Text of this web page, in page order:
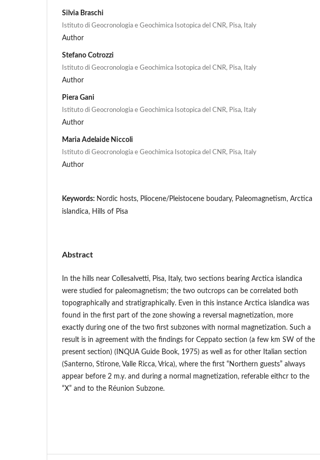
Silvia Braschi
Istituto di Geocronologia e Geochimica Isotopica del CNR, Pisa, Italy
Author
Stefano Cotrozzi
Istituto di Geocronologia e Geochimica Isotopica del CNR, Pisa, Italy
Author
Piera Gani
Istituto di Geocronologia e Geochimica Isotopica del CNR, Pisa, Italy
Author
Maria Adelaide Niccoli
Istituto di Geocronologia e Geochimica Isotopica del CNR, Pisa, Italy
Author
Keywords: Nordic hosts, Pliocene/Pleistocene boudary, Paleomagnetism, Arctica
islandica, Hills of Pisa
Abstract
In the hills near Collesalvetti, Pisa, Italy, two sections bearing Arctica islandica
were studied for paleomagnetism; the two outcrops can be correlated both
topographically and stratigraphically. Even in this instance Arctica islandica was
found in the first part of the zone showing a reversal magnetization, more
exactly during one of the two first subzones with normal magnetization. Such a
result is in agreement with the findings for Ceppato section (a few km SW of the
present section) (INQUA Guide Book, 1975) as well as for other Italian section
(Santerno, Stirone, Valle Ricca, Vrica), where the first “Northern guests” always
appear before 2 m.y. and during a normal magnetization, referable eithcr to the
“X” and to the Réunion Subzone.